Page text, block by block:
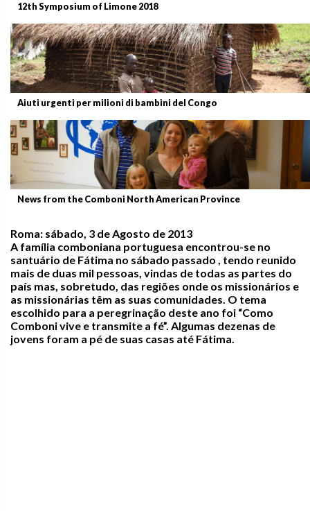
12th Symposium of Limone 2018
Aiuti urgenti per milioni di bambini del Congo
News from the Comboni North American Province
Roma: sábado, 3 de Agosto de 2013
A família comboniana portuguesa encontrou-se no
santuário de Fátima no sábado passado , tendo reunido
mais de duas mil pessoas, vindas de todas as partes do
país mas, sobretudo, das regiões onde os missionários e
as missionárias têm as suas comunidades. O tema
escolhido para a peregrinação deste ano foi “Como
Comboni vive e transmite a fé”. Algumas dezenas de
jovens foram a pé de suas casas até Fátima.